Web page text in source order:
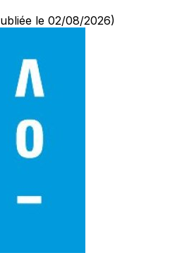
le 02/08/2026)